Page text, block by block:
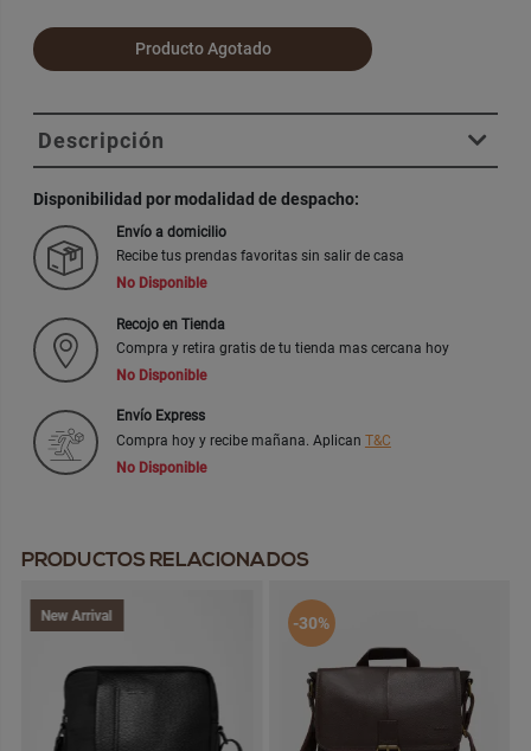
Producto Agotado
Descripción
Disponibilidad por modalidad de despacho:
Envío a domicilio
Recibe tus prendas favoritas sin salir de casa
No Disponible
Recojo en Tienda
Compra y retira gratis de tu tienda mas cercana hoy
No Disponible
Envío Express
Compra hoy y recibe mañana. Aplican T&C
No Disponible
PRODUCTOS RELACIONADOS
New Arrival -30%